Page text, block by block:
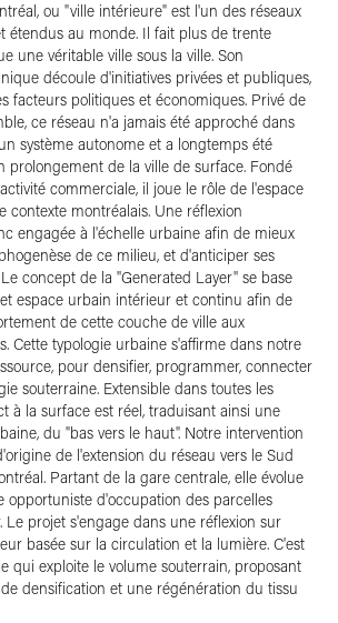
ou "ville intérieure" est l'un des réseaux
étendus au monde. Il fait plus de trente
une véritable ville sous la ville. Son
découle d'initiatives privées et publiques,
facteurs politiques et économiques. Privé de
ce réseau n'a jamais été approché dans
système autonome et a longtemps été
prolongement de la ville de surface. Fondé
commerciale, il joue le rôle de l'espace
contexte montréalais. Une réflexion
engagée à l'échelle urbaine afin de mieux
de ce milieu, et d'anticiper ses
concept de la ''Generated Layer'' se base
espace urbain intérieur et continu afin de
de cette couche de ville aux
Cette typologie urbaine s'affirme dans notre
pour densifier, programmer, connecter
souterraine. Extensible dans toutes les
à la surface est réel, traduisant ainsi une
du "bas vers le haut". Notre intervention
de l'extension du réseau vers le Sud
Partant de la gare centrale, elle évolue
opportuniste d'occupation des parcelles
Le projet s'engage dans une réflexion sur
basée sur la circulation et la lumière. C'est
qui exploite le volume souterrain, proposant
densification et une régénération du tissu